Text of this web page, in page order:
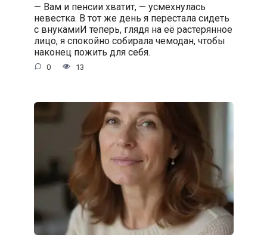
— Вам и пенсии хватит, — усмехнулась
невестка. В тот же день я перестала сидеть
с внукамиИ теперь, глядя на её растерянное
лицо, я спокойно собирала чемодан, чтобы
наконец пожить для себя.
0 13